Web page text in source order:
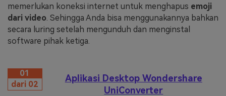
memerlukan koneksi internet untuk menghapus emoji
dari video . Sehingga Anda bisa menggunakannya bahkan
secara luring setelah mengunduh dan menginstal
software pihak ketiga.
01
dari 02
Aplikasi Desktop Wondershare
UniConverter